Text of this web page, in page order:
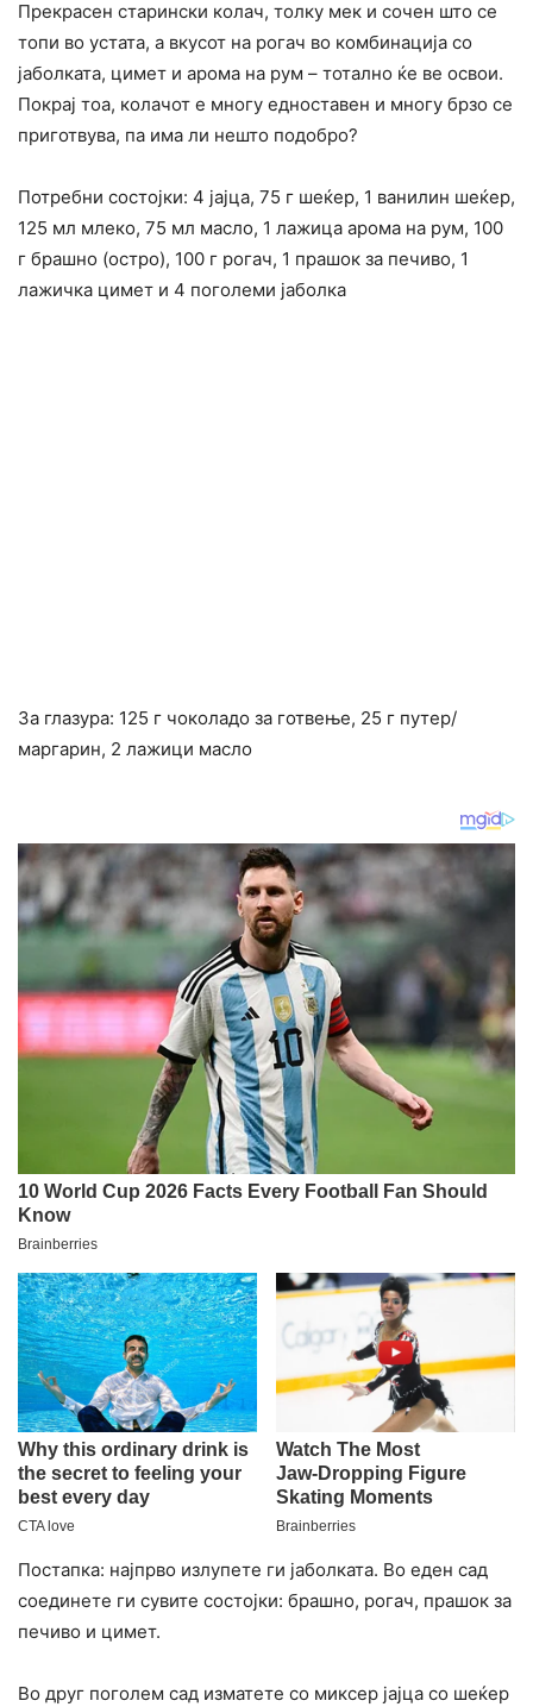
Прекрасен старински колач, толку мек и сочен што се
топи во устата, а вкусот на рогач во комбинација со
јаболката, цимет и арома на рум – тотално ќе ве освои.
Покрај тоа, колачот е многу едноставен и многу брзо се
приготвува, па има ли нешто подобро?
Потребни состојки: 4 јајца, 75 г шеќер, 1 ванилин шеќер,
125 мл млеко, 75 мл масло, 1 лажица арома на рум, 100
г брашно (остро), 100 г рогач, 1 прашок за печиво, 1
лажичка цимет и 4 поголеми јаболка
За глазура: 125 г чоколадо за готвење, 25 г путер/
маргарин, 2 лажици масло
Постапка: најпрво излупете ги јаболката. Во еден сад
соединете ги сувите состојки: брашно, рогач, прашок за
печиво и цимет.
Во друг поголем сад изматете со миксер јајца со шеќер